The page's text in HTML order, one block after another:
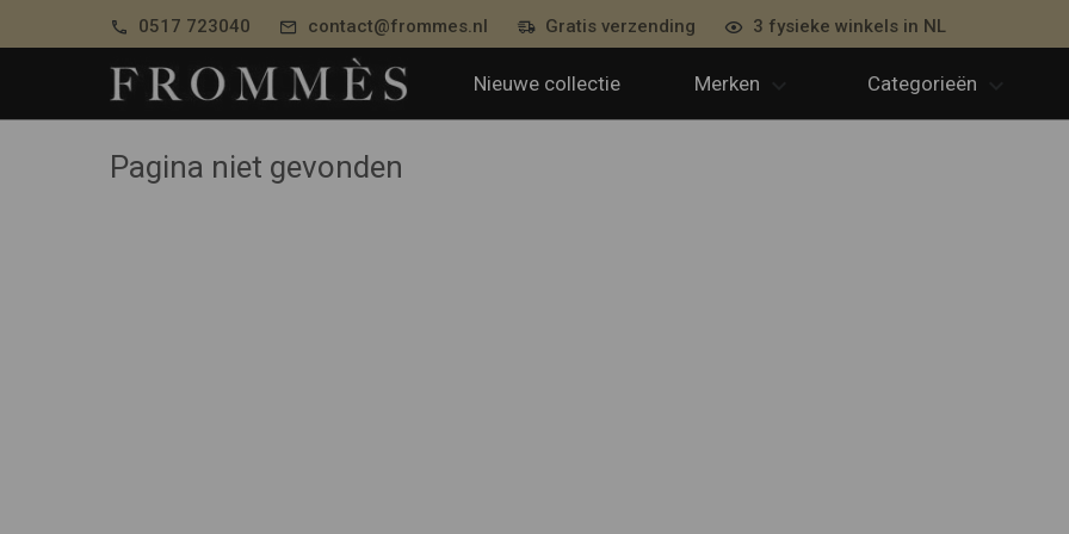
0517 723040 contact@frommes.nl Gratis verzending 3 fysieke winkels in NL
Nieuwe collectie Merken Categorieën
Pagina niet gevonden